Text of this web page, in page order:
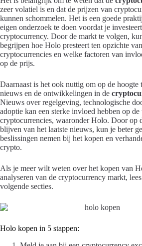
zeer volatiel is en dat de prijzen van
kunnen schommelen. Het is een goede
eigen onderzoek te doen voordat je
cryptocurrency. Door de markt te volgen,
begrijpen hoe Holo presteert ten opzichte
cryptocurrencies en welke factoren van
op de prijs.
Daarnaast is het ook nuttig om op de hoogte
nieuws en de ontwikkelingen in de
Nieuws over regelgeving, technologische
adoptie kan een sterke invloed hebben op de
cryptocurrencies, waaronder Holo. Door op
blijven van het laatste nieuws, kun je beter
beslissingen nemen bij het kopen en
crypto.
Als je meer wilt weten over het kopen van
analyseren van de cryptocurrency markt,
volgende secties.
Holo kopen in 5 stappen: